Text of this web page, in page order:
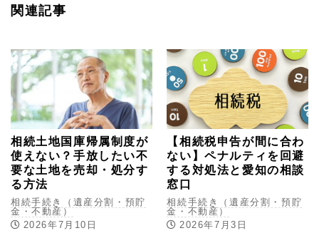
関連記事
相続土地国庫帰属制度が
使えない？手放したい不
要な土地を売却・処分す
る方法
相続手続き（遺産分割・預貯
金・不動産）
2026年7月10日
【相続税申告が間に合わ
ない】ペナルティを回避
する対処法と愛知の相談
窓口
相続手続き（遺産分割・預貯
金・不動産）
2026年7月3日